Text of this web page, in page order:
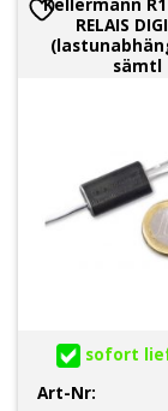
RELAIS
sämtl
sofort
Art-Nr: